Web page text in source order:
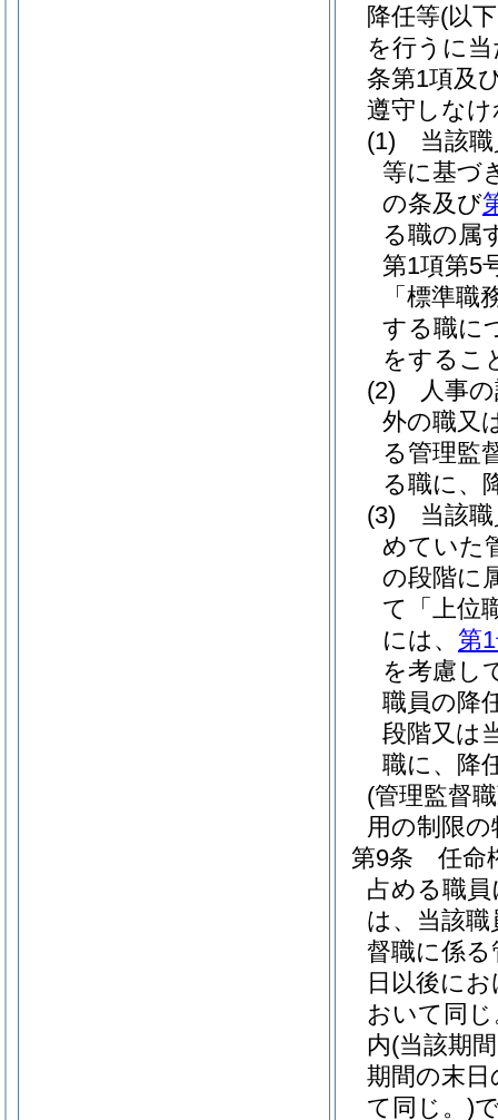
降任等(以
を行うに
条第1項及
遵守しな
(1)
当該
等に基づ
の条及び
る職の属
第1項第5
「標準職
する職に
をするこ
(2)
人事
外の職又
る管理監
る職に、
(3)
当該
めていた
の段階に
て「上位
には、 第
を考慮し
職員の降
段階又は
職に、降
(管理監督
用の制限の
第9条
任命
占める職
は、当該
督職に係
日以後に
おいて同じ
内(当該期
期間の末
て同じ。)